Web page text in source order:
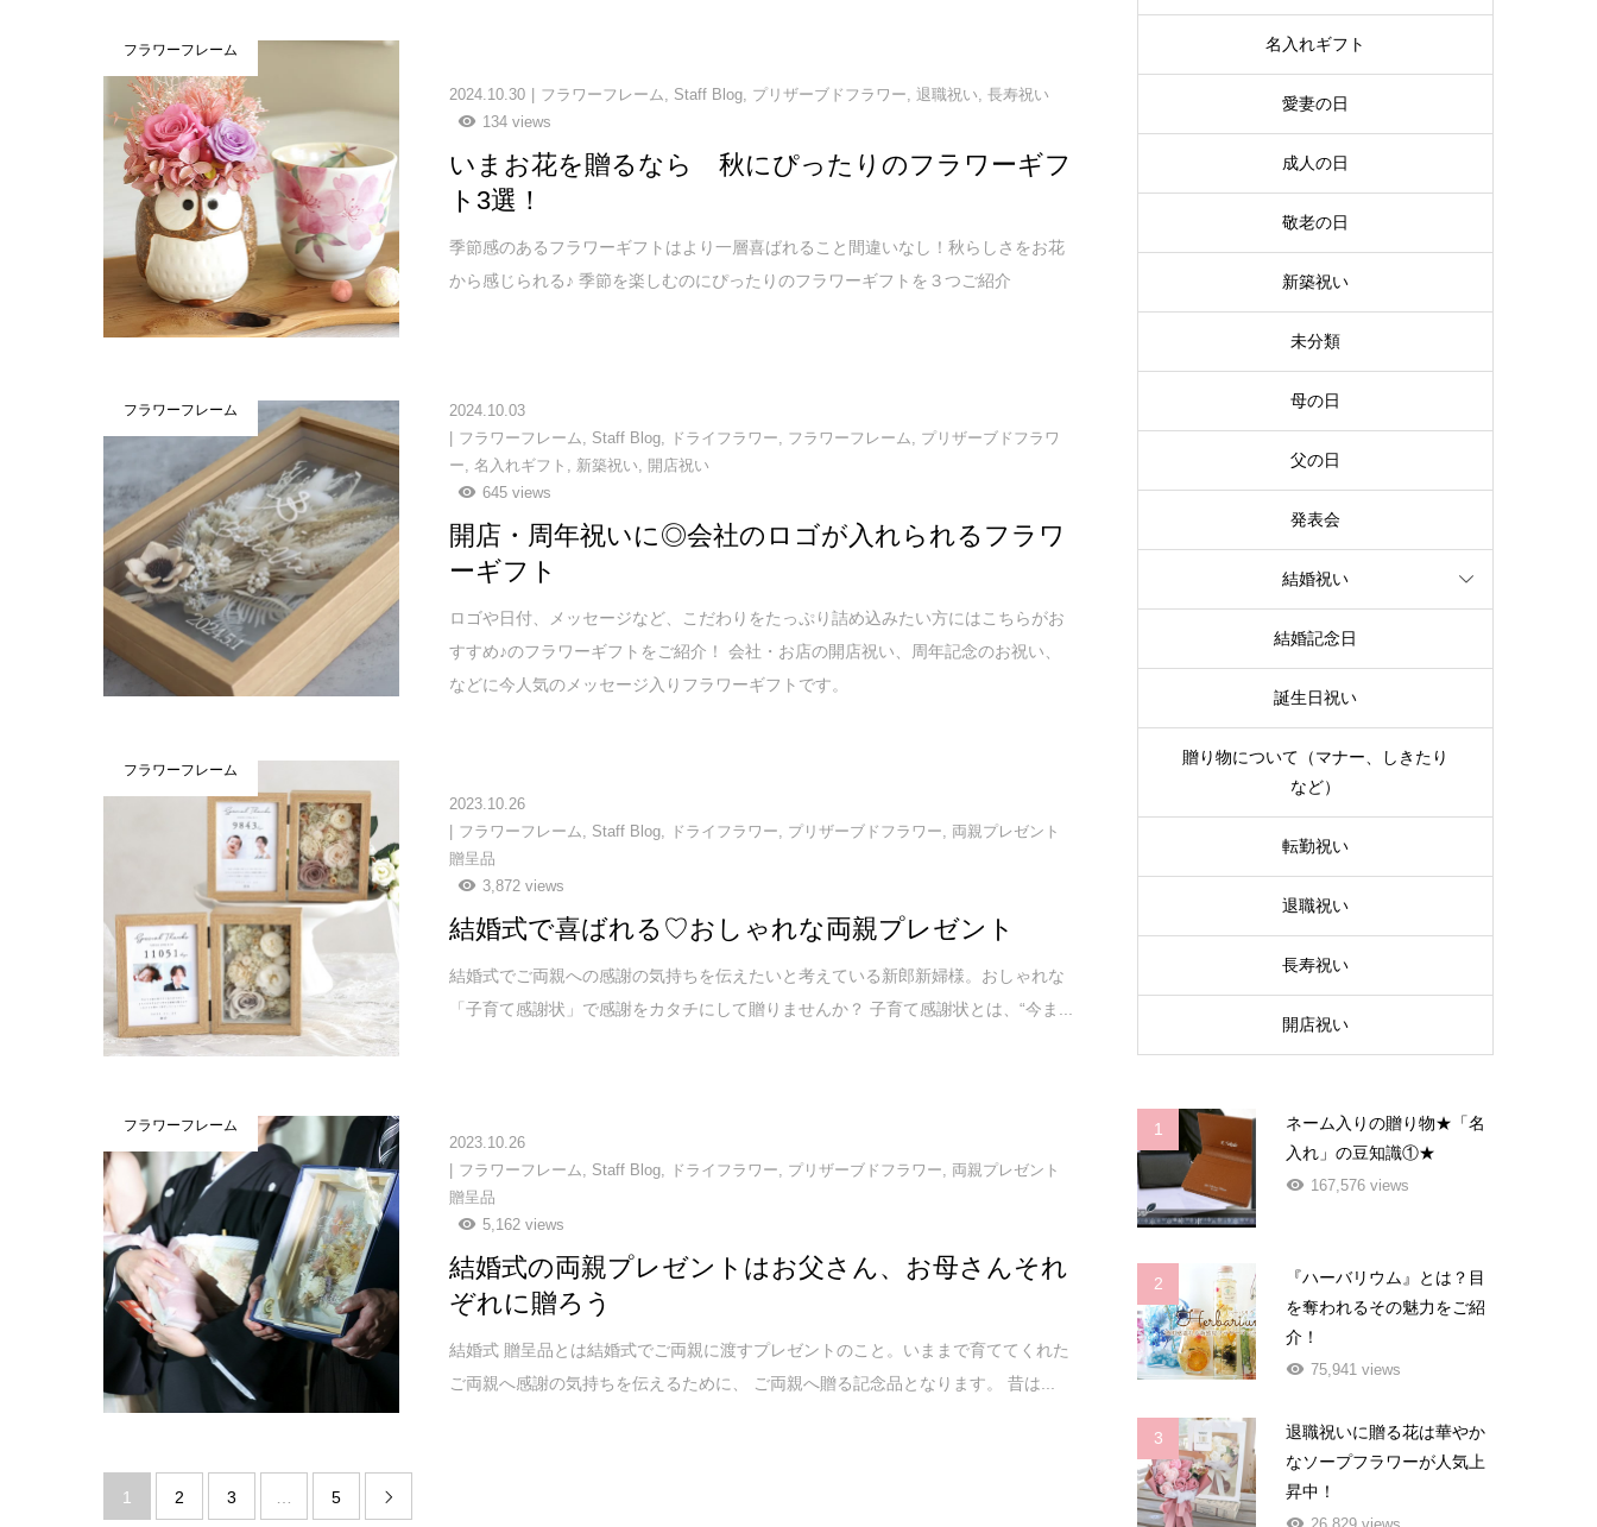
フラワーフレーム
2024.10.30 フラワーフレーム, Staff Blog, プリザーブドフラワー,退職祝い,長寿祝い
134 views
いまお花を贈るなら 秋にぴったりのフラワーギフ
ト3選！
季節感のあるフラワーギフトはより一層喜ばれること間違いなし！秋らしさをお花
から感じられる♪ 季節を楽しむのにぴったりのフラワーギフトを３つご紹介
フラワーフレーム
2024.10.03
フラワーフレーム
Staff Blog ドライフラワー フラワーフレーム
プリザーブドフラワ
ー ,名入れギフト 新築祝い
開店祝い
645 views
開店・周年祝いに◎会社のロゴが入れられるフラワ
ーギフト
ロゴや日付、メッセージなど、こだわりをたっぷり詰め込みたい方にはこちらがお
すすめ♪のフラワーギフトをご紹介！ 会社・お店の開店祝い、周年記念のお祝い、
などに今人気のメッセージ入りフラワーギフトです。
フラワーフレーム
2023.10.26
フラワーフレーム, Staff Blog, ドライフラワー, プリザーブドフラワー, 両親プレゼント
贈呈品
3,872 views
結婚式で喜ばれる♡おしゃれな両親プレゼント
結婚式でご両親への感謝の気持ちを伝えたいと考えている新郎新婦様。おしゃれな
「子育て感謝状」で感謝をカタチにして贈りませんか？ 子育て感謝状とは、“今ま...
フラワーフレーム
2023.10.26
フラワーフレーム
Staff Blog ドライフラワー プリザーブドフラワー
両親プレゼント
贈呈品
5,162 views
結婚式の両親プレゼントはお父さん、お母さんそれ
ぞれに贈ろう
結婚式 贈呈品とは結婚式でご両親に渡すプレゼントのこと。いままで育ててくれた
ご両親へ感謝の気持ちを伝えるために、 ご両親へ贈る記念品となります。 昔は...
1 2 3 5 
名入れギフト
愛妻の日
成人の日
敬老の日
新築祝い
未分類
母の日
父の日
発表会
結婚祝い
結婚記念日
誕生日祝い
贈り物について（マナー、しきたり
など）
転勤祝い
退職祝い
長寿祝い
開店祝い
1
ネーム入りの贈り物★「名
入れ」の豆知識①★
167,576 views
2
『ハーバリウム』とは？目
を奪われるその魅力をご紹
介！
75,941 views
3
退職祝いに贈る花は華やか
なソープフラワーが人気上
昇中！